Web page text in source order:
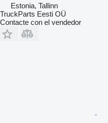
Estonia, Tallinn
TruckParts Eesti OÜ
Contacte con el vendedor